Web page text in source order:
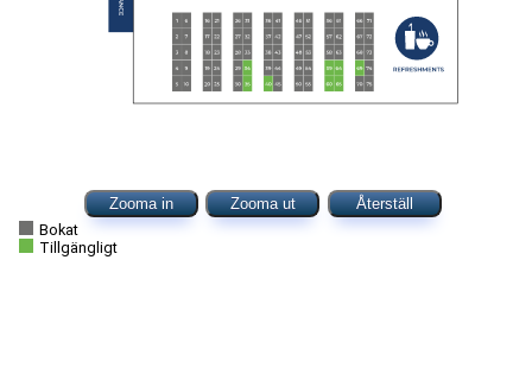
Zooma in Zooma ut
Återställ
Bokat
Tillgängligt